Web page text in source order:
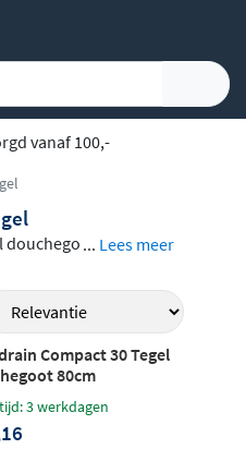
vanaf 100,-
douchego
spec
waa
Het tege
316 zo
opgaa
... Lees meer
Compact 30 Tegel
80cm
3 werkdagen